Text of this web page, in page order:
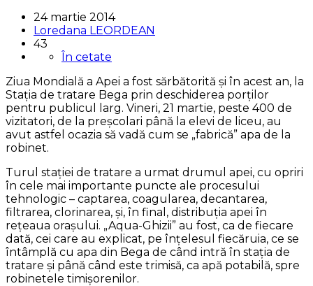
24 martie 2014
Loredana LEORDEAN
43
În cetate
Ziua Mondială a Apei a fost sărbătorită și în acest an, la
Stația de tratare Bega prin deschiderea porților
pentru publicul larg. Vineri, 21 martie, peste 400 de
vizitatori, de la preșcolari până la elevi de liceu, au
avut astfel ocazia să vadă cum se „fabrică” apa de la
robinet.
Turul stației de tratare a urmat drumul apei, cu opriri
în cele mai importante puncte ale procesului
tehnologic – captarea, coagularea, decantarea,
filtrarea, clorinarea, și, în final, distribuția apei în
rețeaua orașului. „Aqua-Ghizii” au fost, ca de fiecare
dată, cei care au explicat, pe înțelesul fiecăruia, ce se
întâmplă cu apa din Bega de când intră în stația de
tratare și până când este trimisă, ca apă potabilă, spre
robinetele timișorenilor.